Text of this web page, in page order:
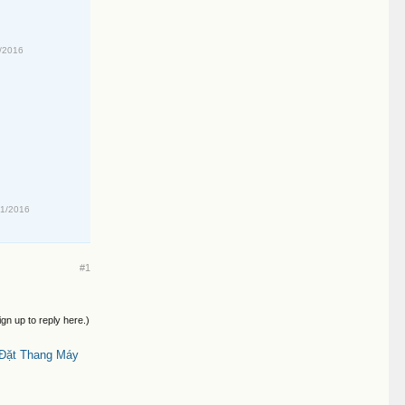
2016
#1
up to reply here.)
Thang Máy